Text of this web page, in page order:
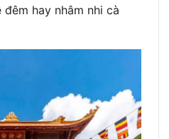
hay nhâm nhi cà